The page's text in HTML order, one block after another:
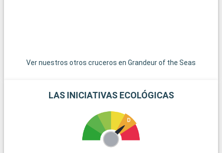
Ver nuestros otros cruceros en Grandeur of the Seas
LAS INICIATIVAS ECOLÓGICAS